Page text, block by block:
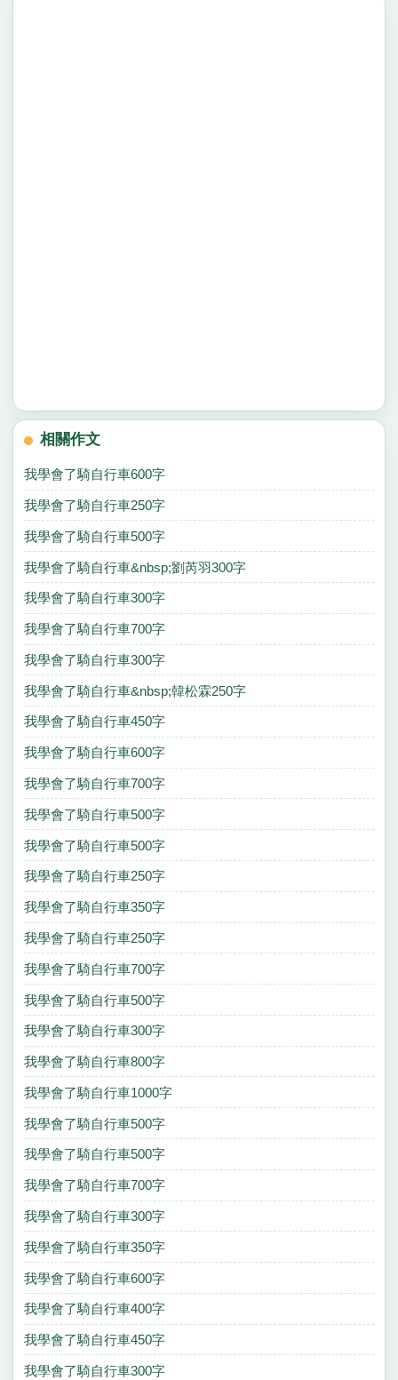
相關作文
我學會了騎自行車600字
我學會了騎自行車250字
我學會了騎自行車500字
我學會了騎自行車&nbsp;劉芮羽300字
我學會了騎自行車300字
我學會了騎自行車700字
我學會了騎自行車300字
我學會了騎自行車&nbsp;韓松霖250字
我學會了騎自行車450字
我學會了騎自行車600字
我學會了騎自行車700字
我學會了騎自行車500字
我學會了騎自行車500字
我學會了騎自行車250字
我學會了騎自行車350字
我學會了騎自行車250字
我學會了騎自行車700字
我學會了騎自行車500字
我學會了騎自行車300字
我學會了騎自行車800字
我學會了騎自行車1000字
我學會了騎自行車500字
我學會了騎自行車500字
我學會了騎自行車700字
我學會了騎自行車300字
我學會了騎自行車350字
我學會了騎自行車600字
我學會了騎自行車400字
我學會了騎自行車450字
我學會了騎自行車300字